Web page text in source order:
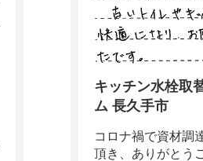
キッチン水栓取
ム 長久手市
コロナ禍で資材調
頂き、ありがとう